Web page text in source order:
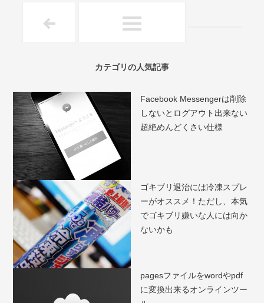
カテゴリの人気記事
Facebook Messengerは削除
しないとログアウト出来ない
超絶めんどくさい仕様
ゴキブリ退治には冷凍スプレ
ーがオススメ！ただし、本気
でゴキブリ嫌いな人には向か
ないかも
pagesファイルをwordやpdf
に変換出来るオンラインツー